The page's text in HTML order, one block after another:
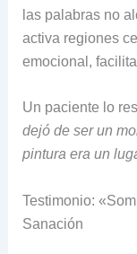
las palabras no
activa regiones
emocional,
Un paciente lo
dejó de ser un
pintura era un
Testimonio:
Sanación